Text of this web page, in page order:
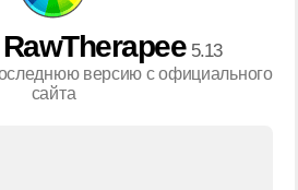
5.13
версию с официального
сайта